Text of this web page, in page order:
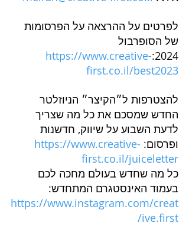
לפרטים על ההרצאה על הפרסומות
של הסופרבול
2024:
https://www.creative-
first.co.il/best2023
להצטרפות ל״הקיצר״ הניוזלטר
החדש שמסכם את כל מה שצריך
לדעת השבוע על שיווק, חדשנות
ופרסום: https://www.creative-
first.co.il/juiceletter
כל מה שחדש בעולם מחכה לכם
בעמוד האינסטגרם המתחדש:
https://www.instagram.com/creat
ive.first/